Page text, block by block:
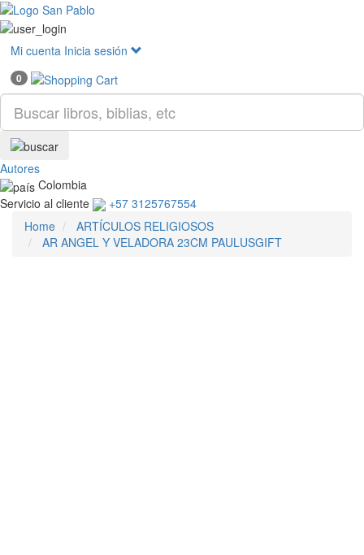
Mi cuenta Inicia sesión
0
Autores
Colombia
Servicio al cliente
+57 3125767554
Home
ARTÍCULOS RELIGIOSOS
AR ANGEL Y VELADORA 23CM PAULUSGIFT